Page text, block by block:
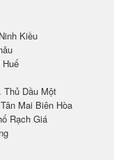
Kiều
Thủ Dầu Một
Mai Biên Hòa
Rạch Giá